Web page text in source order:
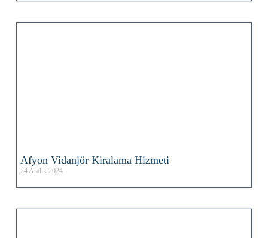
Afyon Vidanjör Kiralama Hizmeti
24 Aralık 2024